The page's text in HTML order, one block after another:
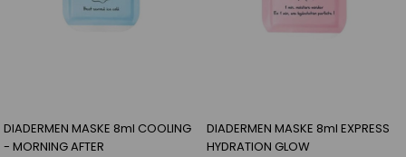
DIADERMEN MASKE 8ml COOLING
- MORNING AFTER
DIADERMEN MASKE 8ml EXPRESS
HYDRATION GLOW